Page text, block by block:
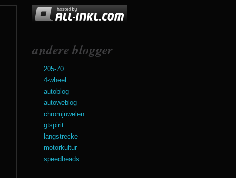
andere blogger
205-70
4-wheel
autoblog
autoweblog
chromjuwelen
gtspirit
langstrecke
motorkultur
speedheads